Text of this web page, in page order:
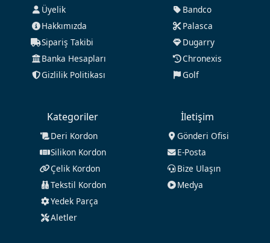
Üyelik
Hakkımızda
Sipariş Takibi
Banka Hesapları
Gizlilik Politikası
Bandco
Palasca
Dugarry
Chronexis
Golf
Kategoriler
Deri Kordon
Silikon Kordon
Çelik Kordon
Tekstil Kordon
Yedek Parça
Aletler
İletişim
Gönderi Ofisi
E-Posta
Bize Ulaşın
Medya